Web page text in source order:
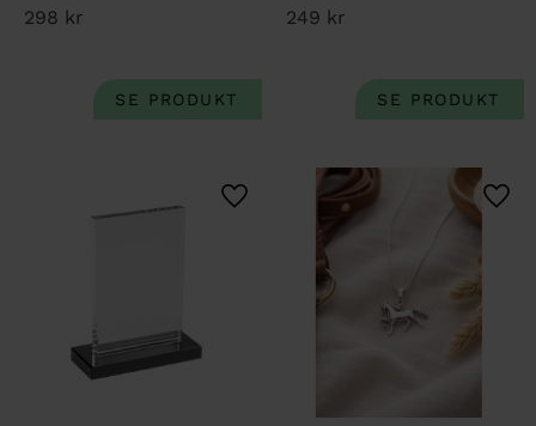
298 kr 249 kr
Lägg till i favoriter